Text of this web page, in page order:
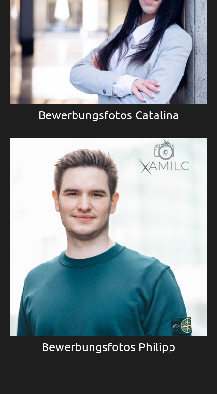
Bewerbungsfotos Catalina
Bewerbungsfotos Philipp